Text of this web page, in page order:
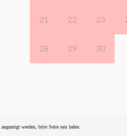
21 22 23
28 29 30
werden, bitte Seite neu laden.